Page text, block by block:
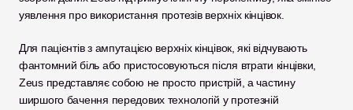
уявлення про використання протезів верхніх кінцівок.
Для пацієнтів з ампутацією верхніх кінцівок, які відчувають
фантомний біль або пристосовуються після втрати кінцівки,
Zeus представляє собою не просто пристрій, а частину
ширшого бачення передових технологій у протезній